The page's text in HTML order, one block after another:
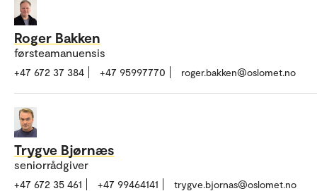
Roger Bakken
førsteamanuensis
+47 672 37 384 +47 95997770 roger.bakken@oslomet.no
Trygve Bjørnæs
seniorrådgiver
+47 672 35 461 +47 99464141 trygve.bjornas@oslomet.no